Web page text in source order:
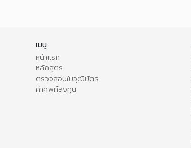
เมนู
หน้าแรก
หลักสูตร
ตรวจสอบใบวุฒิบัตร
คำศัพท์ลงทุน